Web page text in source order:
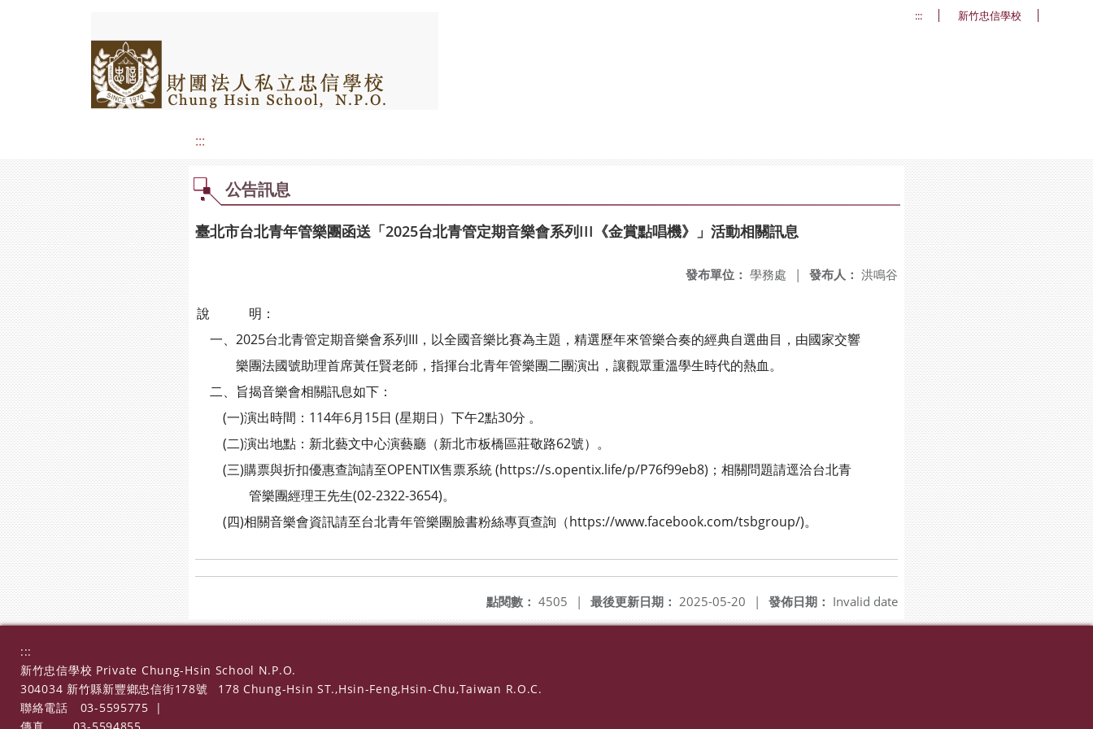
::: 新竹忠信學校
:::
公告訊息
臺北市台北青年管樂團函送「2025台北青管定期音樂會系列III《金賞點唱機》」活動相關訊息
發布人： 洪鳴谷
發布單位： 學務處 |
說 明：
一、2025台北青管定期音樂會系列III，以全國音樂比賽為主題，精選歷年來管樂合奏的經典自選曲目，由國家交響
樂團法國號助理首席黃任賢老師，指揮台北青年管樂團二團演出，讓觀眾重溫學生時代的熱血。
二、旨揭音樂會相關訊息如下：
(一)演出時間：114年6月15日 (星期日）下午2點30分 。
(二)演出地點：新北藝文中心演藝廳（新北市板橋區莊敬路62號）。
(三)購票與折扣優惠查詢請至OPENTIX售票系統 (https://s.opentix.life/p/P76f99eb8)；相關問題請逕洽台北青
管樂團經理王先生(02-2322-3654)。
(四)相關音樂會資訊請至台北青年管樂團臉書粉絲專頁查詢（https://www.facebook.com/tsbgroup/)。
發佈日期： Invalid date
最後更新日期： 2025-05-20 |
點閱數： 4505 |
:::
新竹忠信學校 Private Chung-Hsin School N.P.O.
304034 新竹縣新豐鄉忠信街178號
178 Chung-Hsin ST.,Hsin-Feng,Hsin-Chu,Taiwan R.O.C.
聯絡電話
03-5595775
|